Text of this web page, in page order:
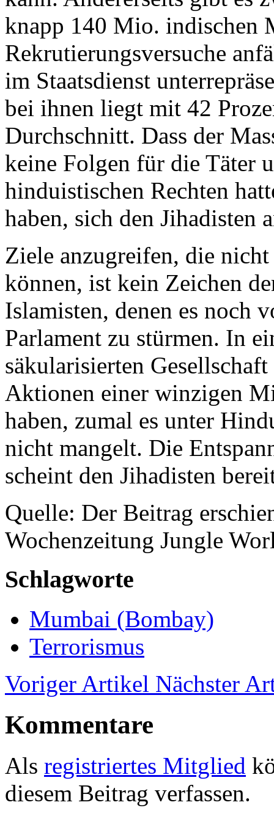
knapp 140 Mio. indischen
Rekrutierungsversuche
im Staatsdienst
bei ihnen liegt mit 42
Durchschnitt. Dass der
keine Folgen für die Täter
hinduistischen Rechten
haben, sich den Jihadisten
Ziele anzugreifen, die
können, ist kein Zeichen
Islamisten, denen es noch
Parlament zu stürmen. In
säkularisierten
Aktionen einer winzigen
haben, zumal es unter
nicht mangelt. Die
scheint den Jihadisten
Quelle: Der Beitrag
Wochenzeitung Jungle
Schlagworte
Mumbai (Bombay)
Terrorismus
Voriger Artikel Nächster
Kommentare
Als registriertes Mitglied
diesem Beitrag verfassen.